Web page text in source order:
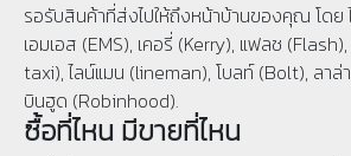
รอรับสินค้าที่ส่งไปให้ถึงหน้าบ้านของคุณ โดย
เอมเอส (EMS), เคอรี่ (Kerry), แฟลช
taxi), ไลน์แมน (lineman), โบลท์ (Bolt), ลาล่
บินฮูด (Robinhood).
ซื้อที่ไหน มีขายที่ไหน